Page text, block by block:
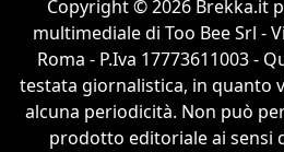
Copyright © 2026 Brekka.it
multimediale di Too Bee Srl -
Roma - P.Iva 17773611003 -
testata giornalistica, in quanto
alcuna periodicità. Non può
prodotto editoriale ai sensi